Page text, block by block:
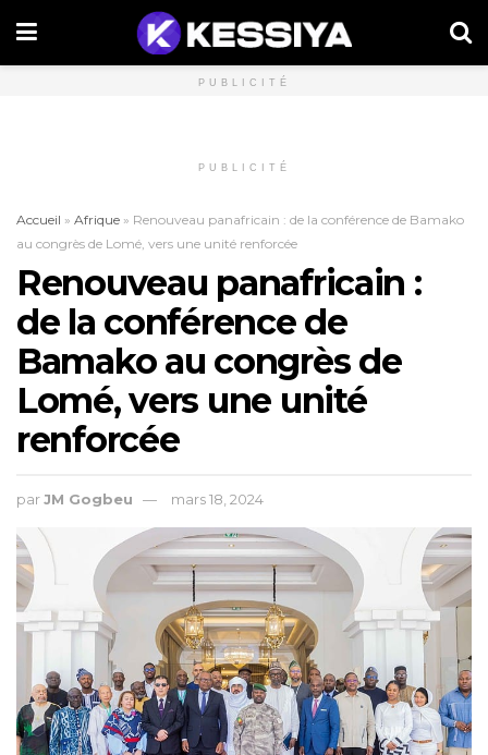
PUBLICITÉ
PUBLICITÉ
Accueil » Afrique » Renouveau panafricain : de la conférence de Bamako
au congrès de Lomé, vers une unité renforcée
Renouveau panafricain :
de la conférence de
Bamako au congrès de
Lomé, vers une unité
renforcée
parJM Gogbeu mars 18, 2024